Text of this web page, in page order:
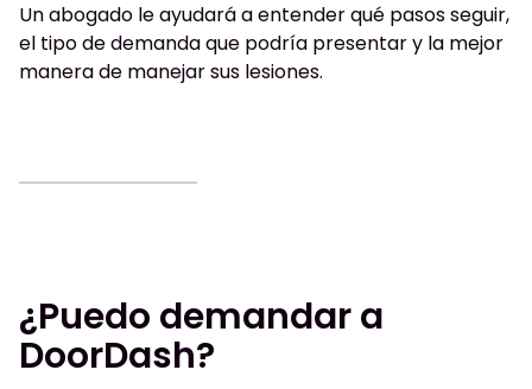
Un abogado le ayudará a entender qué pasos seguir,
el tipo de demanda que podría presentar y la mejor
manera de manejar sus lesiones.
¿Puedo demandar a
DoorDash?